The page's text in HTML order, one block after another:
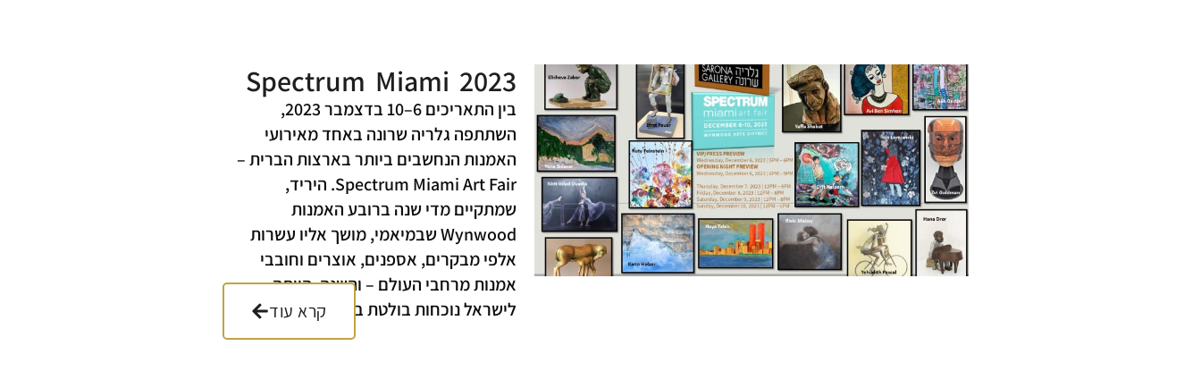
Spectrum Miami 2023
בין התאריכים 6–10 בדצמבר 2023,
השתתפה גלריה שרונה באחד מאירועי
האמנות הנחשבים ביותר בארצות הברית –
Spectrum Miami Art Fair. היריד,
שמתקיים מדי שנה ברובע האמנות
Wynwood שבמיאמי, מושך אליו עשרות
אלפי מבקרים, אספנים, אוצרים וחובבי
אמנות מרחבי העולם – והשנה, הייתה
לישראל נוכחות בולטת במיוחד.קרא עוד